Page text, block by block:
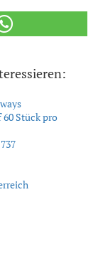
Stück pro